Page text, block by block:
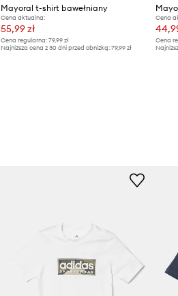
Mayoral t-shirt bawełniany
Cena aktualna:
55,99 zł
Cena regularna:79,99 zł
Najniższa cena z 30 dni przed obniżką:79,99 zł
Cena
Cena